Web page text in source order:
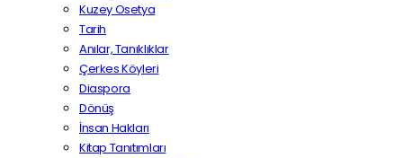
Kuzey Osetya
Tarih
Anılar, Tanıklıklar
Çerkes Köyleri
Diaspora
Dönüş
İnsan Hakları
Kitap Tanıtımları